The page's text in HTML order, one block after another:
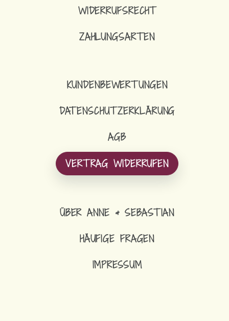
WIDERRUFSRECHT
ZAHLUNGSARTEN
KUNDENBEWERTUNGEN
DATENSCHUTZERKLÄRUNG
AGB
VERTRAG WIDERRUFEN
ÜBER ANNE & SEBASTIAN
HÄUFIGE FRAGEN
IMPRESSUM